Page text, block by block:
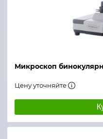
Микроскоп
Цену уточняйте